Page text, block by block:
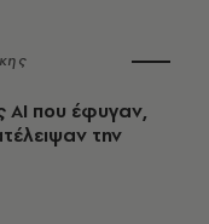
ΑΙ που έφυγαν,
την